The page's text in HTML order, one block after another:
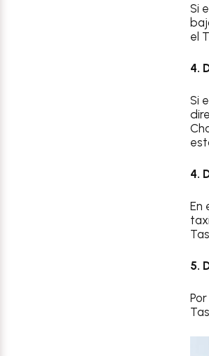
Si
el
4.
Si
4.
En
5.